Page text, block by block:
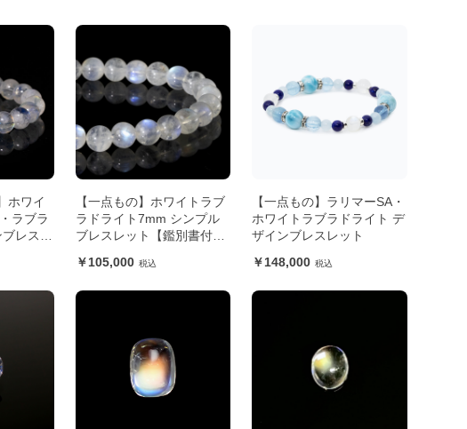
ホワイ
ラブラ
レスレ
【一点もの】ホワイトラブ
ラドライト7mm シンプル
ブレスレット【鑑別書付
105,000
【一点もの】ラリマーSA・
ホワイトラブラドライト デ
ザインブレスレット
148,000